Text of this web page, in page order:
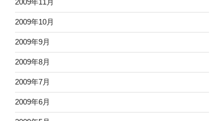
2009年11月
2009年10月
2009年9月
2009年8月
2009年7月
2009年6月